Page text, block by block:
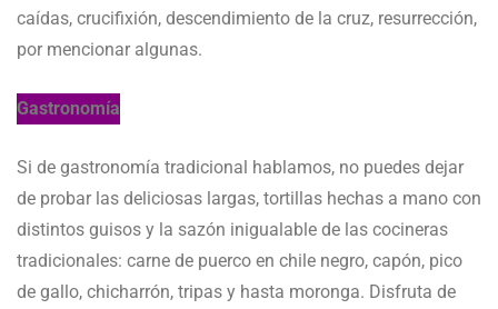
caídas, crucifixión, descendimiento de la cruz, resurrección,
por mencionar algunas.
Gastronomía
Si de gastronomía tradicional hablamos, no puedes dejar
de probar las deliciosas largas, tortillas hechas a mano con
distintos guisos y la sazón inigualable de las cocineras
tradicionales: carne de puerco en chile negro, capón, pico
de gallo, chicharrón, tripas y hasta moronga. Disfruta de